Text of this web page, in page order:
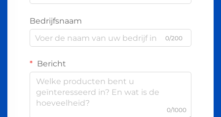
Bedrijfsnaam
0/200
Bericht
0/1000